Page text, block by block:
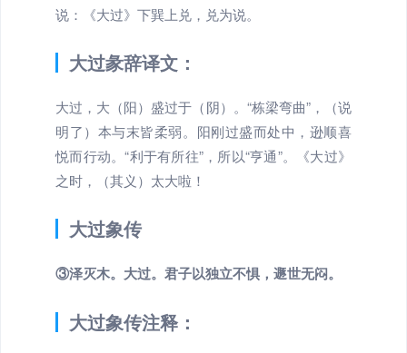
说：《大过》下巽上兑，兑为说。
大过彖辞译文：
大过，大（阳）盛过于（阴）。“栋梁弯曲”，（说
明了）本与末皆柔弱。阳刚过盛而处中，逊顺喜
悦而行动。“利于有所往”，所以“亨通”。《大过》
之时，（其义）太大啦！
大过象传
③泽灭木。大过。君子以独立不惧，遯世无闷。
大过象传注释：